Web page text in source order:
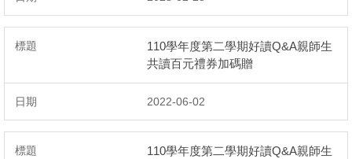
110學年度第二學期好讀Q&A親師生
共讀百元禮券加碼贈
2022-06-02
110學年度第二學期好讀Q&A親師生